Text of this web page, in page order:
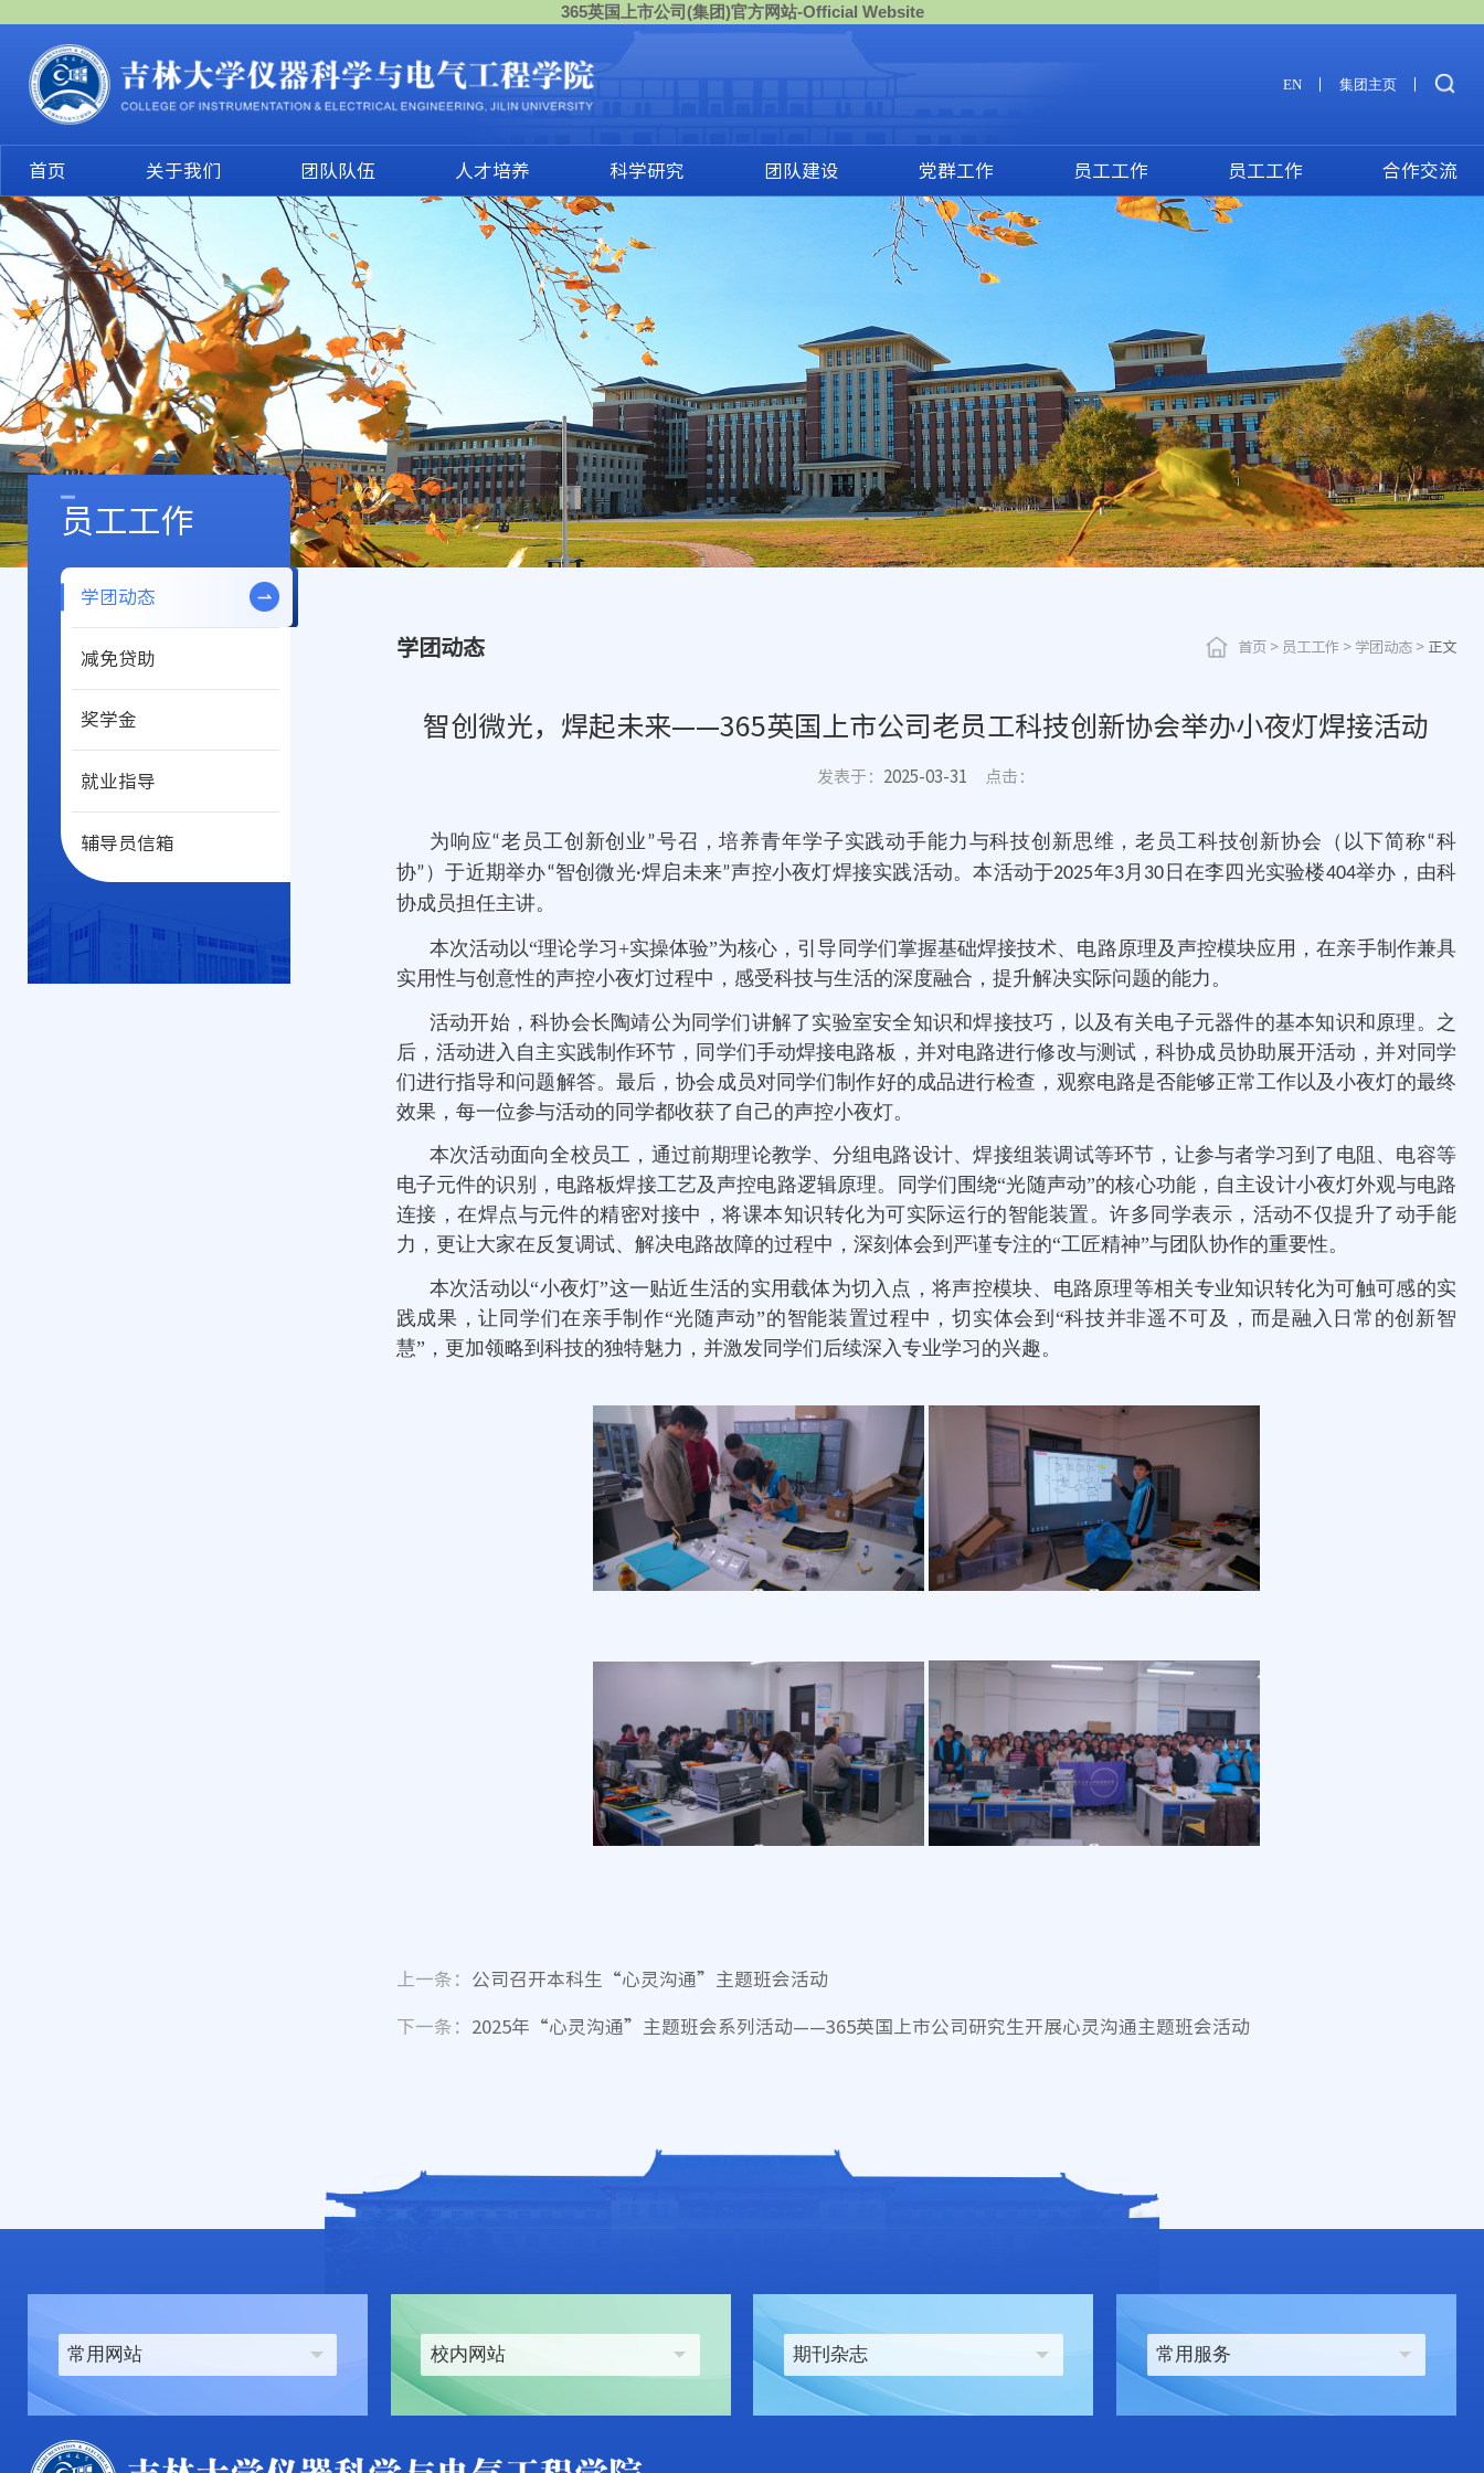
365英国上市公司(集团)官方网站-Official Website
EN 集团主页
首页 关于我们 团队队伍 人才培养 科学研究 团队建设 党群工作 员工工作 员工工作 合作交流
员工工作
学团动态
减免贷助
奖学金
就业指导
辅导员信箱
学团动态 首页 > 员工工作 > 学团动态> 正文
智创微光，焊起未来——365英国上市公司老员工科技创新协会举办小夜灯焊接活动
发表于： 2025-03-31 点击：
为响应“老员工创新创业”号召，培养青年学子实践动手能力与科技创新思维，老员工科技创新协会（以下简称“科
协” ）于近期举办“智创微光·焊启未来”声控小夜灯焊接实践活动。本活动于2025年3月 30 日在李四光实验楼404举办，由科
协成员担任主讲。
本次活动以“理论学习+实操体验”为核心，引导同学们掌握基础焊接技术、电路原理及声控模块应用，在亲手制作兼具
实用性与创意性的声控小夜灯过程中，感受科技与生活的深度融合，提升解决实际问题的能力。
活动开始，科协会长陶靖公为同学们讲解了实验室安全知识和焊接技巧，以及有关电子元器件的基本知识和原理。之
后，活动进入自主实践制作环节，同学们手动焊接电路板，并对电路进行修改与测试，科协成员协助展开活动，并对同学
们进行指导和问题解答。最后，协会成员对同学们制作好的成品进行检查，观察电路是否能够正常工作以及小夜灯的最终
效果，每一位参与活动的同学都收获了自己的声控小夜灯。
本次活动面向全校员工，通过前期理论教学、分组电路设计、焊接组装调试等环节，让参与者学习到了电阻、电容等
电子元件的识别，电路板焊接工艺及声控电路逻辑原理。同学们围绕“光随声动”的核心功能，自主设计小夜灯外观与电路
连接，在焊点与元件的精密对接中，将课本知识转化为可实际运行的智能装置。许多同学表示，活动不仅提升了动手能
力，更让大家在反复调试、解决电路故障的过程中，深刻体会到严谨专注的“工匠精神”与团队协作的重要性。
本次活动以“小夜灯”这一贴近生活的实用载体为切入点，将声控模块、电路原理等相关专业知识转化为可触可感的实
践成果，让同学们在亲手制作“光随声动”的智能装置过程中，切实体会到“科技并非遥不可及，而是融入日常的创新智
慧”，更加领略到科技的独特魅力，并激发同学们后续深入专业学习的兴趣。
上一条： 公司召开本科生“心灵沟通”主题班会活动
下一条： 2025年“心灵沟通”主题班会系列活动——365英国上市公司研究生开展心灵沟通主题班会活动
常用网站 校内网站 期刊杂志 常用服务